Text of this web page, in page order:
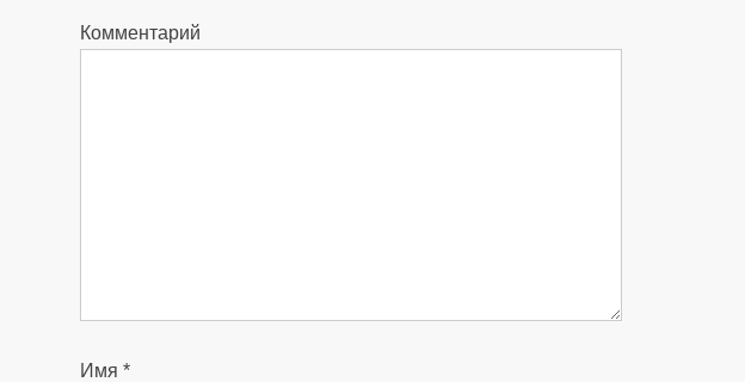
Комментарий
Имя*